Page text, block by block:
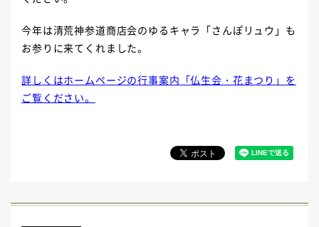
今年は清荒神参道商店会のゆるキャラ「さんぽリュウ」も
お参りに来てくれました。
詳しくはホームページの行事案内「仏生会・花まつり」を
ご覧ください。